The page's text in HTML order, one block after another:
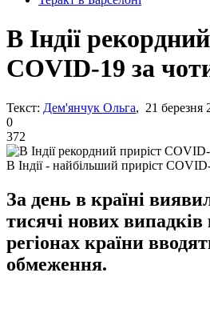
В Індії
COVID-19 за
Текст: Дем'янчук Ольга, 21 березня
0
372
В Індії - найбільший приріст
За день в країні
тисячі нових випадків
регіонах країни
обмеження.